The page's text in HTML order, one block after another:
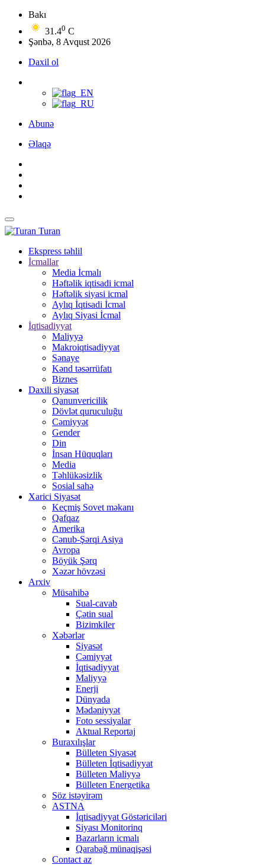
Bakı
31.40 C
Şənbə, 8 Avqust 2026
Daxil ol
Abunə
Əlaqə
Turan
Ekspress təhlil
İcmallar
Media İcmalı
Həftəlik iqtisadi icmal
Həftəlik siyasi icmal
Aylıq İqtisadi İcmal
Aylıq Siyasi İcmal
İqtisadiyyat
Maliyyə
Makroiqtisadiyyat
Sənaye
Kənd təsərrüfatı
Biznes
Daxili siyasət
Qanunvericilik
Dövlət quruculuğu
Cəmiyyət
Gender
Din
İnsan Hüquqları
Media
Təhlükəsizlik
Sosial sahə
Xarici Siyasət
Keçmiş Sovet məkanı
Qafqaz
Amerika
Cənub-Şərqi Asiya
Avropa
Böyük Şərq
Xəzər hövzəsi
Arxiv
Müsahibə
Sual-cavab
Çətin sual
Bizimkiler
Xəbərlər
Siyasət
Cəmiyyət
İqtisadiyyat
Maliyyə
Enerji
Dünyada
Mədəniyyət
Foto sessiyalar
Aktual Reportaj
Buraxılışlar
Bülleten Siyasət
Bülleten İqtisadiyyat
Bülleten Maliyyə
Bülleten Energetika
Söz istəyirəm
ASTNA
İqtisadiyyat Göstəriciləri
Siyası Monitorinq
Bazarların icmalı
Qarabağ münaqişəsi
Contact az